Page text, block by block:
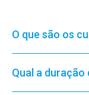
O que são os
Qual a